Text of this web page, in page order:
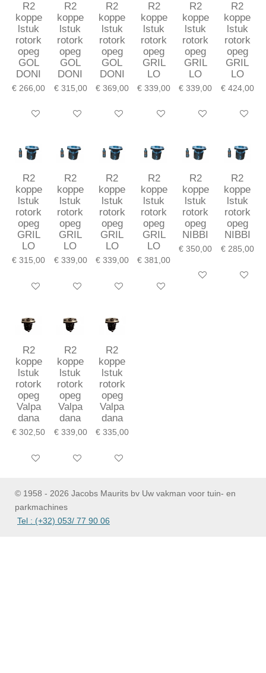
R2
koppe
lstuk
rotork
opeg
GOL
DONI
€ 266,00
In winkelwagen
R2
koppe
lstuk
rotork
opeg
GOL
DONI
€ 315,00
In winkelwagen
R2
koppe
lstuk
rotork
opeg
GOL
DONI
€ 369,00
In winkelwagen
R2
koppe
lstuk
rotork
opeg
GRIL
LO
€ 339,00
In winkelwagen
R2
koppe
lstuk
rotork
opeg
GRIL
LO
€ 339,00
In winkelwagen
R2
koppe
lstuk
rotork
opeg
GRIL
LO
€ 424,00
In
R2
koppe
lstuk
rotork
opeg
GRIL
LO
€ 315,00
In winkelwagen
R2
koppe
lstuk
rotork
opeg
GRIL
LO
€ 339,00
In winkelwagen
R2
koppe
lstuk
rotork
opeg
GRIL
LO
€ 339,00
In winkelwagen
R2
koppe
lstuk
rotork
opeg
GRIL
LO
€ 381,00
In winkelwagen
R2
koppe
lstuk
rotork
opeg
NIBBI
€ 350,00
In winkelwagen
R2
koppe
lstuk
rotork
opeg
NIBBI
€ 285,00
In
R2
koppe
lstuk
rotork
opeg
Valpa
dana
€ 302,50
In winkelwagen
R2
koppe
lstuk
rotork
opeg
Valpa
dana
€ 339,00
In winkelwagen
R2
koppe
lstuk
rotork
opeg
Valpa
dana
€ 335,00
In winkelwagen
© 1958 - 2026 Jacobs Maurits bv Uw vakman voor tuin- en
parkmachines
Tel : (+32) 053/ 77 90 06